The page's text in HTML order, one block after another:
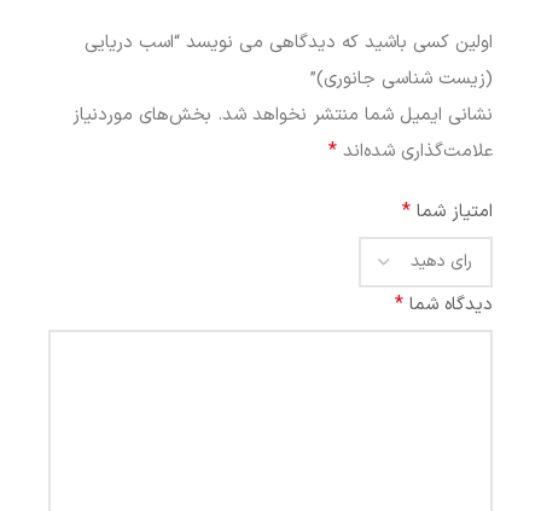
اولین کسی باشید که دیدگاهی می نویسد “اسب دریایی
(زیست شناسی جانوری)”
نشانی ایمیل شما منتشر نخواهد شد. بخش‌های موردنیاز
علامت‌گذاری شده‌اند *
امتیاز شما *
دیدگاه شما *